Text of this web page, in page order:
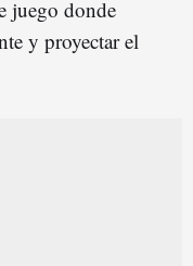
juego donde
y proyectar el